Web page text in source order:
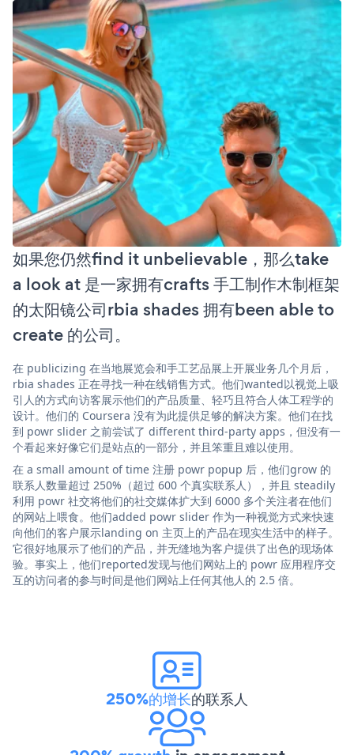
如果您仍然find it unbelievable，那么take
a look at 是一家拥有crafts 手工制作木制框架
的太阳镜公司rbia shades 拥有been able to
create 的公司。
在 publicizing 在当地展览会和手工艺品展上开展业务几个月后，
rbia shades 正在寻找一种在线销售方式。他们wanted以视觉上吸
引人的方式向访客展示他们的产品质量、轻巧且符合人体工程学的
设计。他们的 Coursera 没有为此提供足够的解决方案。他们在找
到 powr slider 之前尝试了 different third-party apps，但没有一
个看起来好像它们是站点的一部分，并且笨重且难以使用。
在 a small amount of time 注册 powr popup 后，他们grow 的
联系人数量超过 250%（超过 600 个真实联系人），并且 steadily
利用 powr 社交将他们的社交媒体扩大到 6000 多个关注者在他们
的网站上喂食。他们added powr slider 作为一种视觉方式来快速
向他们的客户展示landing on 主页上的产品在现实生活中的样子。
它很好地展示了他们的产品，并无缝地为客户提供了出色的现场体
验。事实上，他们reported发现与他们网站上的 powr 应用程序交
互的访问者的参与时间是他们网站上任何其他人的 2.5 倍。
250%的增长的联系人